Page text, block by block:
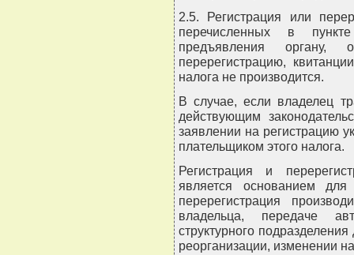
2.5. Регистрация или
перечисленных в
предъявления органу,
перерегистрацию,
налога не производится.
В случае, если владелец
действующим
заявлении на регистрацию
плательщиком этого налога.
Регистрация и
является основанием
перерегистрация
владельца, передаче
структурного
реорганизации, изменении